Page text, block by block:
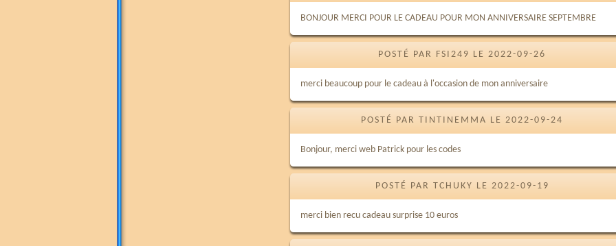
BONJOUR MERCI POUR LE CADEAU POUR MON ANNIVERSAIRE SEPTEMBRE
POSTÉ PAR FSI249 LE 2022-09-26
merci beaucoup pour le cadeau à l'occasion de mon anniversaire
POSTÉ PAR TINTINEMMA LE 2022-09-24
Bonjour, merci web Patrick pour les codes
POSTÉ PAR TCHUKY LE 2022-09-19
merci bien recu cadeau surprise 10 euros